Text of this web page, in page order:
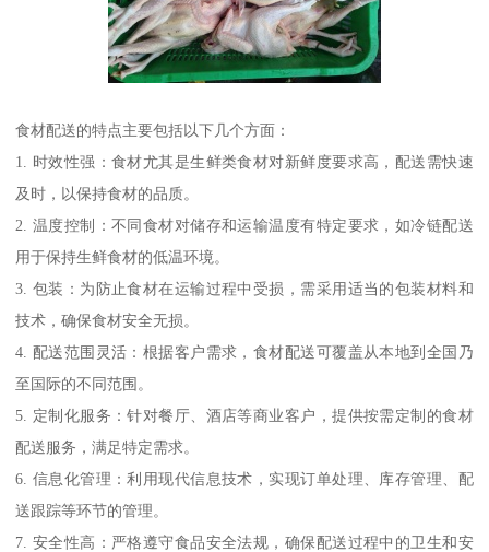
食材配送的特点主要包括以下几个方面：
1. 时效性强：食材尤其是生鲜类食材对新鲜度要求高，配送需快速
及时，以保持食材的品质。
2. 温度控制：不同食材对储存和运输温度有特定要求，如冷链配送
用于保持生鲜食材的低温环境。
3. 包装：为防止食材在运输过程中受损，需采用适当的包装材料和
技术，确保食材安全无损。
4. 配送范围灵活：根据客户需求，食材配送可覆盖从本地到全国乃
至国际的不同范围。
5. 定制化服务：针对餐厅、酒店等商业客户，提供按需定制的食材
配送服务，满足特定需求。
6. 信息化管理：利用现代信息技术，实现订单处理、库存管理、配
送跟踪等环节的管理。
7. 安全性高：严格遵守食品安全法规，确保配送过程中的卫生和安